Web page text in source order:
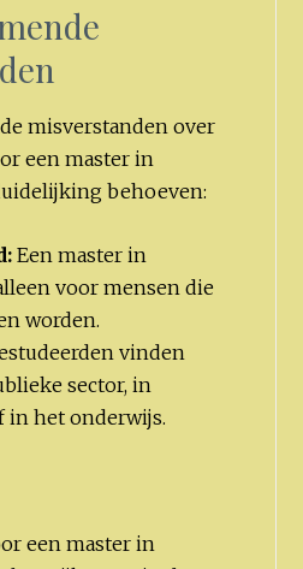
misverstanden over
een master in
behoeven:
Een master in
voor mensen die
worden.
vinden
sector, in
in het onderwijs.
een master in